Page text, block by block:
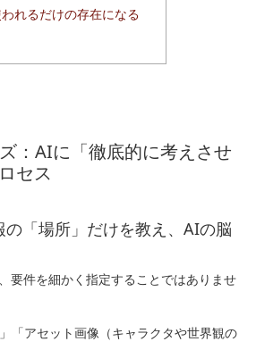
れるだけの存在になる
：AIに「徹底的に考えさせ
セス
「場所」だけを教え、AIの脳
要件を細かく指定することではありませ
「アセット画像（キャラクタや世界観の